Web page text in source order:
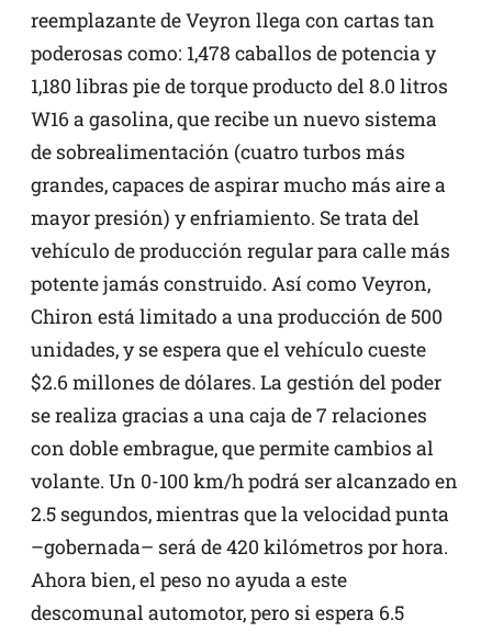
reemplazante de Veyron llega con cartas tan
poderosas como: 1,478 caballos de potencia y
1,180 libras pie de torque producto del 8.0 litros
W16 a gasolina, que recibe un nuevo sistema
de sobrealimentación (cuatro turbos más
grandes, capaces de aspirar mucho más aire a
mayor presión) y enfriamiento. Se trata del
vehículo de producción regular para calle más
potente jamás construido. Así como Veyron,
Chiron está limitado a una producción de 500
unidades, y se espera que el vehículo cueste
$2.6 millones de dólares. La gestión del poder
se realiza gracias a una caja de 7 relaciones
con doble embrague, que permite cambios al
volante. Un 0-100 km/h podrá ser alcanzado en
2.5 segundos, mientras que la velocidad punta
–gobernada– será de 420 kilómetros por hora.
Ahora bien, el peso no ayuda a este
descomunal automotor, pero si espera 6.5